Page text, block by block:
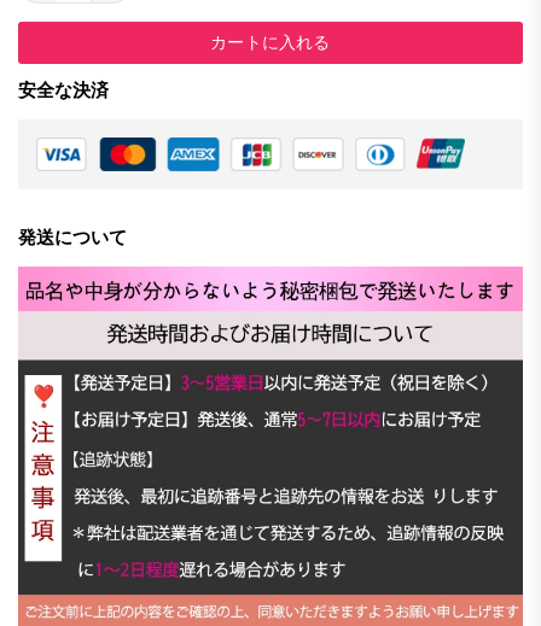
カートに入れる
安全な決済
発送について